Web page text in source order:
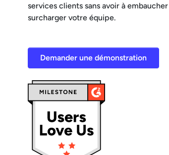
services clients sans avoir à
surcharger votre équipe.
Demander une démonstration